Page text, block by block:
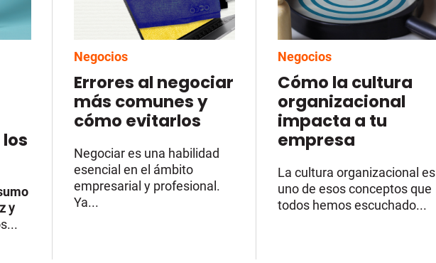
y
Negocios
Errores al negociar
más comunes y
cómo evitarlos
Negociar es una habilidad
esencial en el ámbito
empresarial y profesional.
Ya...
Negocios
Cómo la cultura
organizacional
impacta a tu
empresa
La cultura organizacional es
uno de esos conceptos que
todos hemos escuchado...